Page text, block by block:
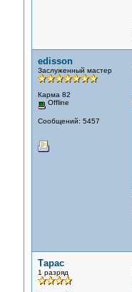
edisson
Заслуженный мастер
Карма 82
Offline
Сообщений: 5457
Тарас
1 разряд